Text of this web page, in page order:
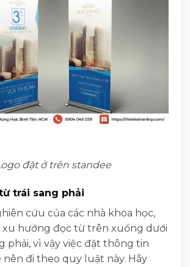
đặt ở trên standee
trái sang phải
cứu của các nhà khoa học,
xu hướng đọc từ trên xuống dưới
phải, vì vậy việc đặt thông tin
đi theo quy luật này. Hãy